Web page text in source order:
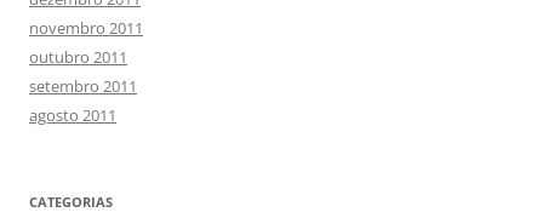
novembro 2011
outubro 2011
setembro 2011
agosto 2011
CATEGORIAS